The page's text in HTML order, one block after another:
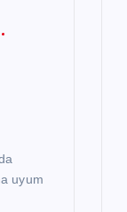
uyum